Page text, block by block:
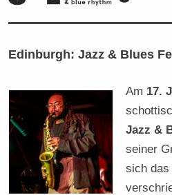
Edinburgh: Jazz & Blues
Am 17.
Jazz &
seiner
sich das